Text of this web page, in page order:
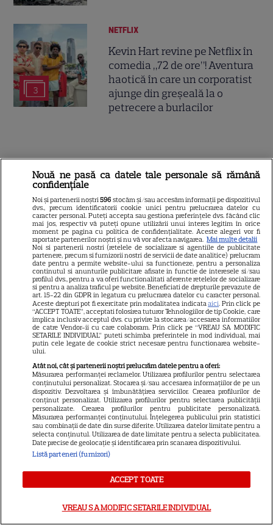
3
NETFLIX
Kevin Hart revine pe Netflix în
comedia „72 de ore”! Aventura
haotică în care un corporatist
ajunge din greșeală la o
petrecere a burlacilor
ŞTIRI
VEDETE STRĂINE
Vedetele de la Hollywood care
nu s-au căsătorit niciodată. De
ce Leonardo DiCaprio și
Charlize Theron au evitat
altarul
68
VEDETE ROMÂNEŞTI
ales nume speciale pentru
copii: de la Nina, fetița Laurei
Cosoi, la Jessica lui Pepe și
Josephine a Ginei Pistol
Exclusiv TELEVIZIUNE
„Insula Iubirii: Reuniuni”. Ce
spune despre foștii
concurenți: „Anumite lucruri
Nouă ne pasă ca datele tale personale să rămână
confidențiale
Noi și partenerii noștri596 stocăm și/sau accesăm informații pe dispozitivul
dvs., precum identificatorii cookie unici pentru prelucrarea datelor cu
caracter personal. Puteți accepta sau gestiona preferințele dvs. făcând clic
mai jos, respectiv vă puteți opune utilizării unui interes legitim în orice
moment pe pagina cu politica de confidențialitate. Aceste alegeri vor fi
raportate partenerilor noștri și nu vă vor afecta navigarea. Mai multe detalii
Noi si partenerii nostri (retelele de socializare si agentiile de publicitate
partenere, precum si furnizorii nostri de servicii de date analitice) prelucram
date pentru a permite website-ului sa functioneze, pentru a personaliza
continutul si anunturile publicitare afisate in functie de interesele si/sau
profilul dvs., pentru a va oferi functionalitati aferente retelelor de socializare
si pentru a analiza traficul pe website. Beneficiati de drepturile prevazute de
art. 15-22 din GDPR in legatura cu prelucrarea datelor cu caracter personal.
Aceste drepturi pot fi exercitate prin modalitatea indicataaici. Prin click pe
“ACCEPT TOATE”, acceptati folosirea tuturor Tehnologiilor de tip Cookie, care
implica inclusiv acceptul dvs. cu privire la stocarea/accesarea informatiilor
de catre Vendor-ii cu care colaboram. Prin click pe “VREAU SA MODIFIC
SETARILE INDIVIDUAL” puteti schimba preferintele in mod individual, mai
putin cele legate de cookie strict necesare pentru functionarea website-
ului.
Atât noi, cât și partenerii noștri prelucrăm datele pentru a oferi:
Măsurarea performanței reclamelor. Utilizarea profilurilor pentru selectarea
conținutului personalizat. Stocarea și/sau accesarea informațiilor de pe un
dispozitiv. Dezvoltarea și îmbunătățirea serviciilor. Crearea profilurilor de
conținut personalizat. Utilizarea profilurilor pentru selectarea publicității
personalizate. Crearea profilurilor pentru publicitate personalizată.
Măsurarea performanței conținutului. Înțelegerea publicului prin statistici
sau combinații de date din surse diferite. Utilizarea datelor limitate pentru a
selecta conținutul. Utilizarea de date limitate pentru a selecta publicitatea.
Date precise de geolocație și identificarea prin scanarea dispozitivului.
Listă parteneri (furnizori)
ACCEPT TOATE
VREAU SA MODIFIC SETARILE INDIVIDUAL